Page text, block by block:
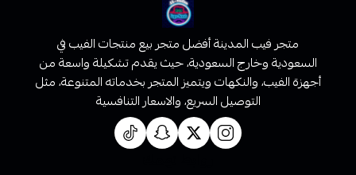
متجر فيب المدينة أفضل متجر بيع منتجات الفيب في
السعودية وخارج السعودية، حيث يقدم تشكيلة واسعة من
أجهزة الفيب، والنكهات ويتميز المتجر بخدماته المتنوعة، مثل
التوصيل السريع، والاسعار التنافسية